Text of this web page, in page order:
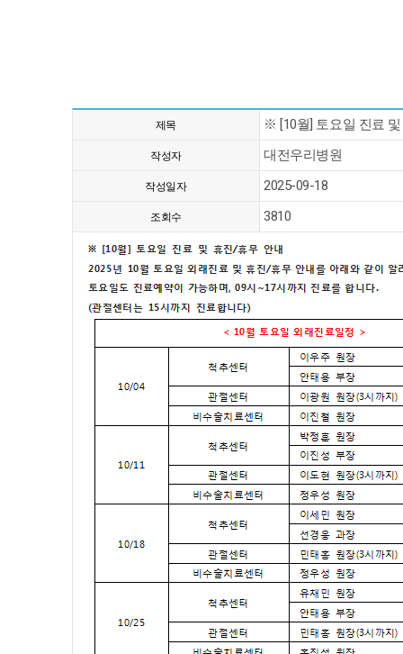
제목 ※ [10월] 토요일 진료
작성자 대전우리병원
작성일자 2025-09-18
조회수 3810